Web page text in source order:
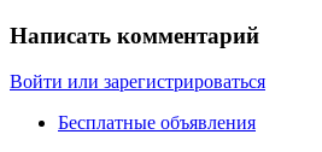
Написать комментарий
Войти или зарегистрироваться
Бесплатные объявления